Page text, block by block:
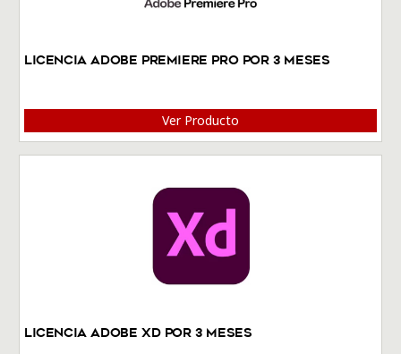
Licencia Adobe Premiere Pro por 3 meses
Ver Producto
Licencia Adobe XD por 3 meses